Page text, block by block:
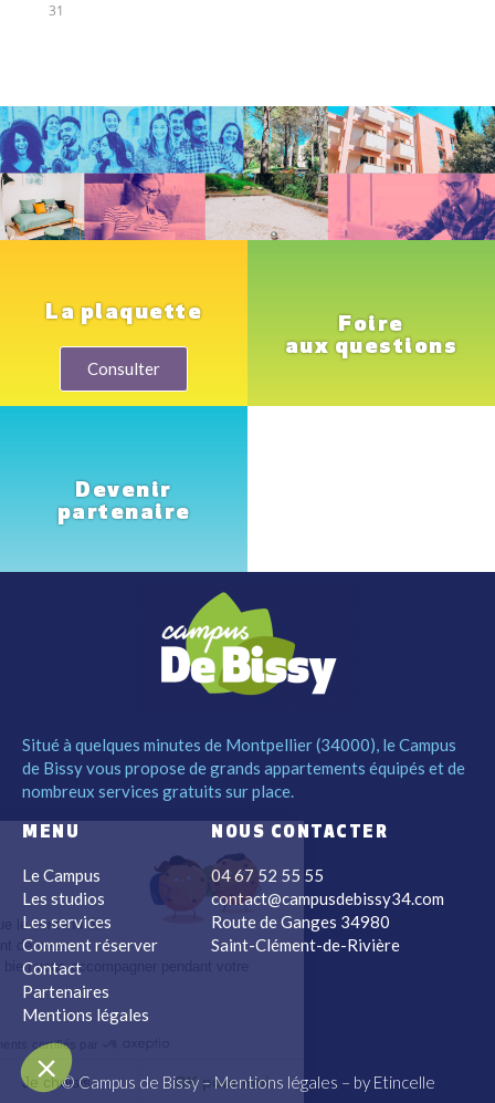
31
La plaquette
Consulter
Foire
aux questions
Devenir
partenaire
Situé à quelques minutes de Montpellier (34000), le Campus
de Bissy vous propose de grands appartements équipés et de
nombreux services gratuits sur place.
MENU
Le Campus
Les studios
Les services
Comment réserver
Contact
Partenaires
Mentions légales
NOUS CONTACTER
04 67 52 55 55
contact@campusdebissy34.com
Route de Ganges 34980
Saint-Clément-de-Rivière
© Campus de Bissy –Mentions légales – by Etincelle
Cookies !
a attendu d'être sûrs que le contenu de
vous intéresse avant de vous
mais on aimerait bien vous accompagner pendant votre
OK pour vous ?
Non merci Je choisis OK pour moi